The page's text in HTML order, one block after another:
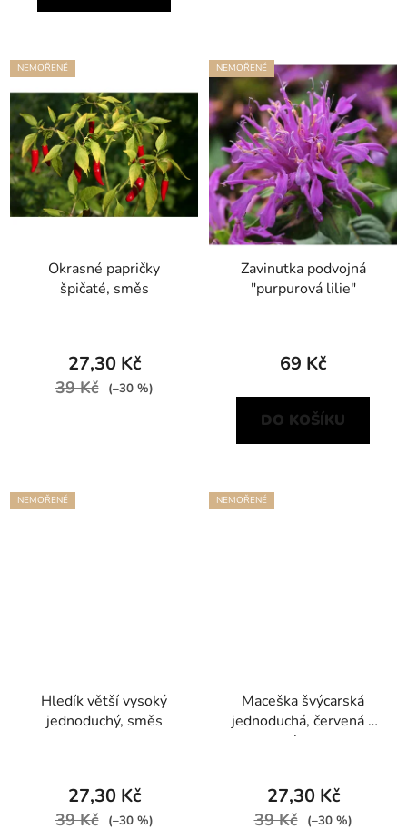
NEMOŘENÉ
Okrasné papričky
špičaté, směs
27,30 Kč
39 Kč (–30 %)
NEMOŘENÉ
Zavinutka podvojná
"purpurová lilie"
69 Kč
DO KOŠÍKU
NEMOŘENÉ
Hledík větší vysoký
jednoduchý, směs
27,30 Kč
39 Kč (–30 %)
NEMOŘENÉ
Maceška švýcarská
jednoduchá, červená s
okem
27,30 Kč
39 Kč (–30 %)